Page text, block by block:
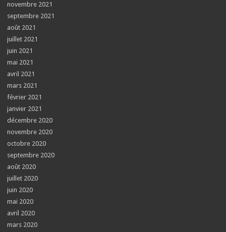
novembre 2021
septembre 2021
août 2021
juillet 2021
juin 2021
mai 2021
avril 2021
mars 2021
février 2021
janvier 2021
décembre 2020
novembre 2020
octobre 2020
septembre 2020
août 2020
juillet 2020
juin 2020
mai 2020
avril 2020
mars 2020